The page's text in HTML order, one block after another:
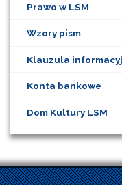
Prawo w LSM
Wzory pism
Klauzula
Konta bankowe
Dom Kultury LSM